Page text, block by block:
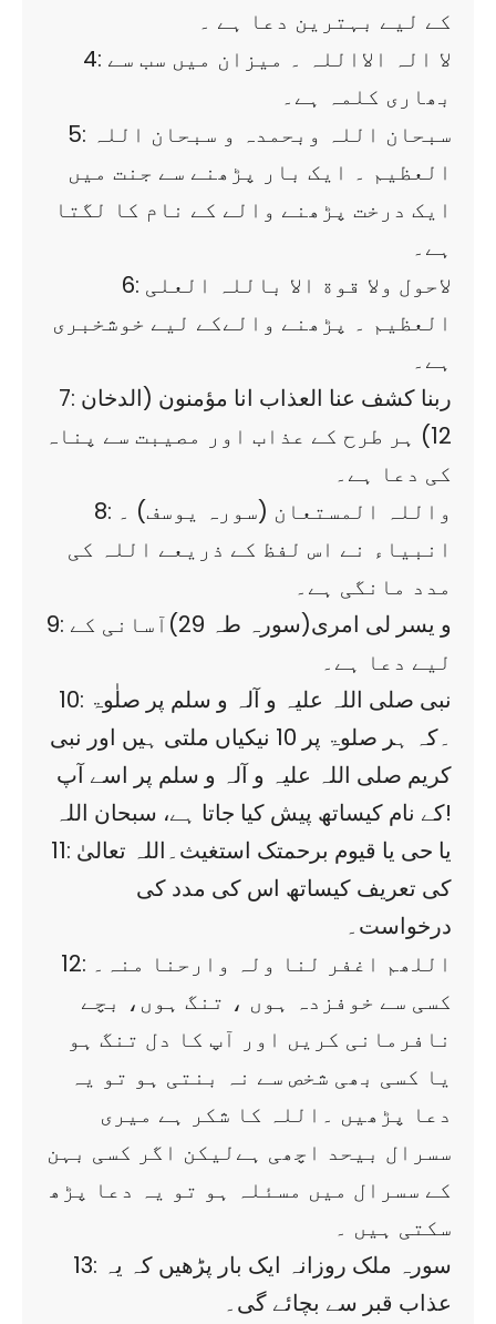
کے لیے بہترین دعا ہے ۔
4: لا الہ الااللہ ۔ میزان میں سب سے
بھاری کلمہ ہے۔
5: سبحان اللہ وبحمدہ و سبحان اللہ
العظيم ۔ ایک بار پڑھنے سے جنت میں
ایک درخت پڑھنے والے کے نام کا لگتا
ہے۔
6: لاحول ولا قوة الا باللہ العلی
العظيم ۔ پڑھنے والےکے لیے خوشخبری
ہے۔
7: ربنا کشف عنا العذاب انا مؤمنون (الدخان
12) ہر طرح کے عذاب اور مصیبت سے پناہ
کی دعا ہے۔
8: واللہ المستعان (سورہ یوسف) ۔
انبیاء نے اس لفظ کے ذریعے اللہ کی
مدد مانگی ہے۔
9: و یسر لی امری(سورہ طہ 29)آسانی کے
لیے دعا ہے۔
10: نبی صلی اللہ علیہ و آلہ و سلم پر صلٰوۃ
۔کہ ہر صلوۃ پر 10 نیکیاں ملتی ہیں اور نبی
کریم صلی اللہ علیہ و آلہ و سلم پر اسے آپ
کے نام کیساتھ پیش کیا جاتا ہے، سبحان اللہ!
11: یا حی یا قیوم برحمتک استغیث۔اللہ تعالیٰ
کی تعریف کیساتھ اس کی مدد کی
درخواست۔
12: اللھم اغفر لنا ولہ وارحنا منہ۔
کسی سے خوفزدہ ہوں ، تنگ ہوں، بچے
نافرمانی کریں اور آپ کا دل تنگ ہو
یا کسی بھی شخص سے نہ بنتی ہو تو یہ
دعا پڑھیں ۔اللہ کا شکر ہے میری
سسرال بیحد اچھی ہےلیکن اگر کسی بہن
کے سسرال میں مسئلہ ہو تو یہ دعا پڑھ
سکتی ہیں ۔
13: سورہ ملک روزانہ ایک بار پڑھیں کہ یہ
عذاب قبر سے بچائے گی۔